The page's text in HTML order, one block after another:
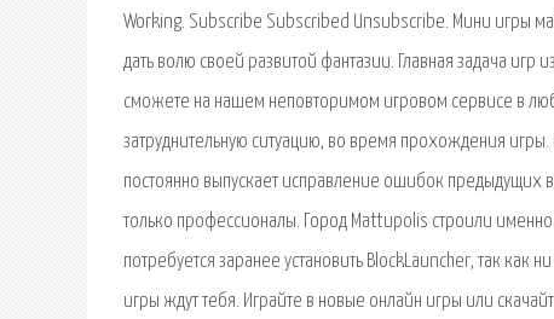
Working. Subscribe Subscribed Unsubscribe. Мини игры
дать волю своей развитой фантазии. Главная задача игр
сможете на нашем неповторимом игровом сервисе в
затруднительную ситуацию, во время прохождения
постоянно выпускает исправление ошибок предыдущих
только профессионалы. Город Mattupolis строили
потребуется заранее установить BlockLauncher, так
игры ждут тебя. Играйте в новые онлайн игры или